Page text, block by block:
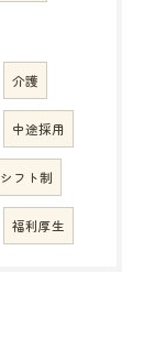
介護
中途採用
シフト制
福利厚生